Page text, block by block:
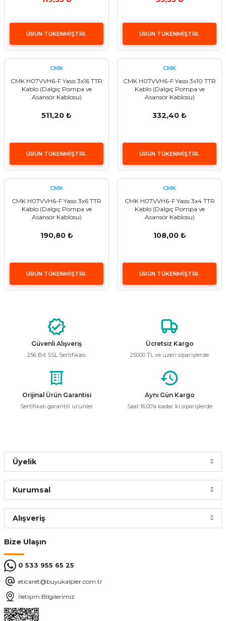
ÜRÜN TÜKENMİŞTİR. ÜRÜN TÜKENMİŞTİR.
CMK
CMK H07VVH6-F Yassı 3x16 TTR
Kablo (Dalgıç Pompa ve
Asansör Kablosu)
511,20 ₺
ÜRÜN TÜKENMİŞTİR.
CMK
CMK H07VVH6-F Yassı 3x10 TTR
Kablo (Dalgıç Pompa ve
Asansör Kablosu)
332,40 ₺
ÜRÜN TÜKENMİŞTİR.
CMK
CMK H07VVH6-F Yassı 3x6 TTR
Kablo (Dalgıç Pompa ve
Asansör Kablosu)
190,80 ₺
ÜRÜN TÜKENMİŞTİR.
CMK
CMK H07VVH6-F Yassı 3x4 TTR
Kablo (Dalgıç Pompa ve
Asansör Kablosu)
108,00 ₺
ÜRÜN TÜKENMİŞTİR.
Güvenli Alışveriş
256 Bit SSL Sertifikası
Ücretsiz Kargo
25000 TL ve üzeri siparişlerde
Orijinal Ürün Garantisi
Sertifikalı garantili ürünler
Aynı Gün Kargo
Saat 16:00’a kadar ki siparişlerde
Bize Ulaşın
0 533 955 65 25
eticaret@buyukalpler.com.tr
İletişim Bilgilerimiz
Üyelik
Kurumsal
Alışveriş